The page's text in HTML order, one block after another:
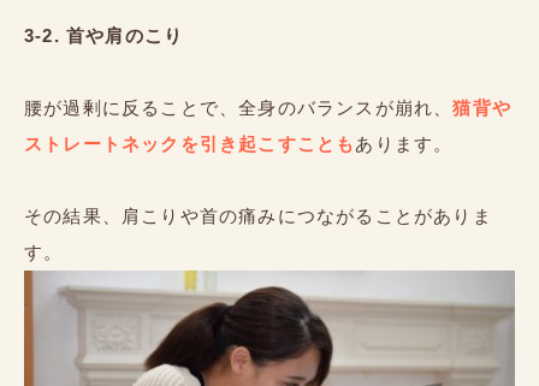
3-2. 首や肩のこり
腰が過剰に反ることで、全身のバランスが崩れ、猫背や
ストレートネックを引き起こすこともあります。
その結果、肩こりや首の痛みにつながることがありま
す。